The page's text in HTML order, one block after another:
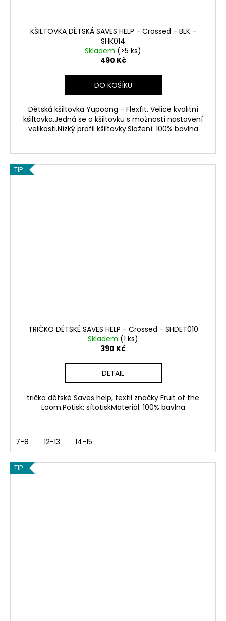
KŠILTOVKA DĚTSKÁ SAVES HELP - Crossed - BLK -
SHK014
Skladem (>5 ks)
490 Kč
DO KOŠÍKU
Dětská kšiltovka Yupoong - Flexfit. Velice kvalitní
kšiltovka.Jedná se o kšiltovku s možností nastavení
velikosti.Nízký profil kšiltovky.Složení: 100% bavlna
TIP
TRIČKO DĚTSKÉ SAVES HELP - Crossed - SHDET010
Skladem (1 ks)
390 Kč
DETAIL
tričko dětské Saves help, textil značky Fruit of the
Loom.Potisk: sítotiskMateriál: 100% bavlna
7-8 12-13 14-15
TIP